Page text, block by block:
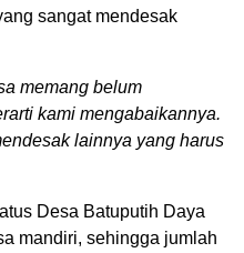
sangat mendesak
memang belum
kami mengabaikannya.
lainnya yang harus
Desa Batuputih Daya
mandiri, sehingga jumlah